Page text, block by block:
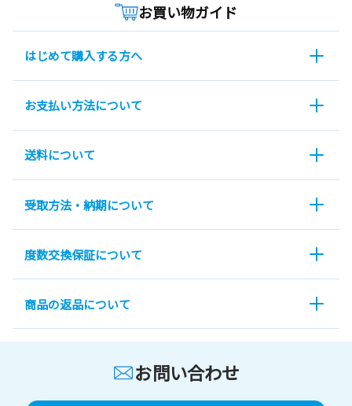
お買い物ガイド
はじめて購入する方へ
お支払い方法について
送料について
受取方法・納期について
度数交換保証について
商品の返品について
お問い合わせ